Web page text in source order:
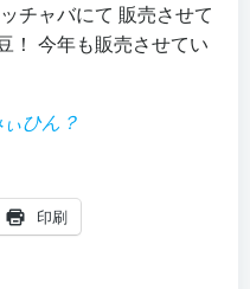
チャバにて 販売させて
！ 今年も販売させてい
ひん？
印刷